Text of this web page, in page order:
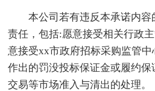
本公司若有违反本承诺内容
责任，包括:愿意接受相关行政
意接受xx市政府招标采购监管
作出的罚没投标保证金或履约
交易等市场准入与清出的处理。